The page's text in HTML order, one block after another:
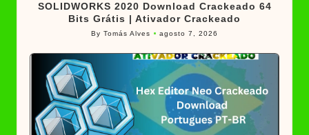
SOLIDWORKS 2020 Download Crackeado 64
Bits Grátis | Ativador Crackeado
Posted
ByTomás Alves agosto 7, 2026